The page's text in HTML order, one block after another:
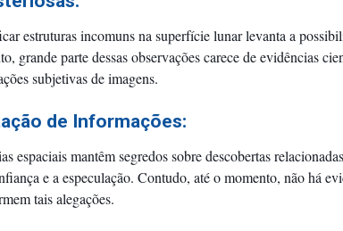
estruturas incomuns na superfície lunar levanta a
grande parte dessas observações carece de evidências
subjetivas de imagens.
de Informações:
espaciais mantêm segredos sobre descobertas
e a especulação. Contudo, até o momento, não há
tais alegações.